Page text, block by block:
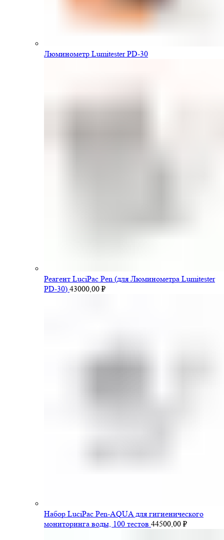
Люминометр Lumitester PD-30
Pеагент LuciPac Pen (для Люминометра Lumitester
PD-30) 43000,00 ₽
Набор LuciPac Pen-AQUA для гигиенического
мониторинга воды, 100 тестов 44500,00 ₽